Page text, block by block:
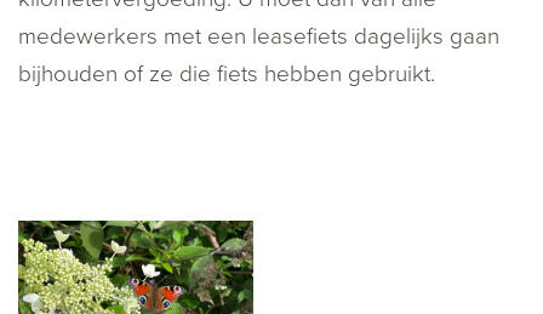
medewerkers met een leasefiets dagelijks gaan
bijhouden of ze die fiets hebben gebruikt.